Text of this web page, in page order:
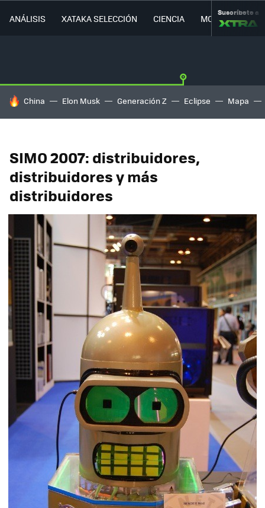
ANÁLISIS XATAKA SELECCIÓN CIENCIA MOVILIDAD
Suscríbete a
HOY SE HABLA DE
China Elon Musk Generación Z Eclipse Mapa
SIMO 2007: distribuidores,
distribuidores y más
distribuidores